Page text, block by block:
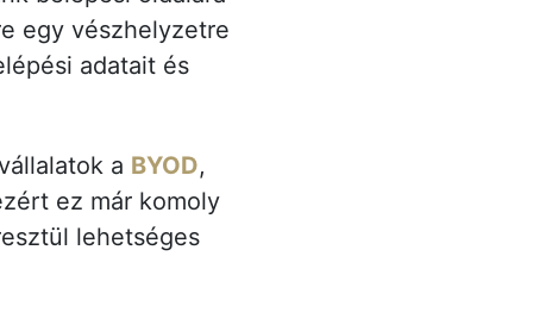
egy vészhelyzetre
adatait és
a BYOD,
ez már komoly
lehetséges